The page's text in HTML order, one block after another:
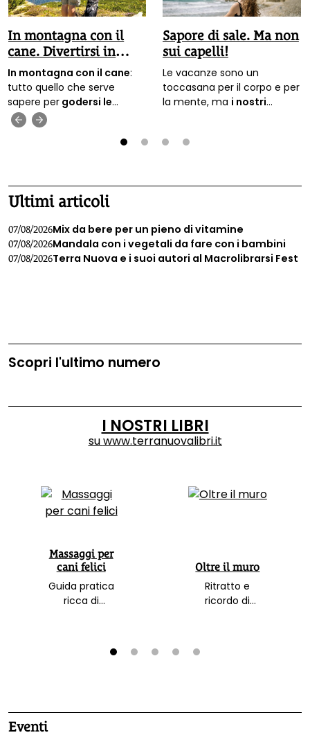
In montagna con il
cane. Divertirsi in
sicurezza
In montagna con il cane:
tutto quello che serve
sapere per godersi le
escursioni
del proprio animale e
Sapore di sale. Ma non
sui capelli!
Le vacanze sono un
toccasana per il corpo e per
la mente, ma i nostri
salsedine
Ultimi articoli
07/08/2026Mix da bere per un pieno di vitamine
07/08/2026Mandala con i vegetali da fare con i bambini
07/08/2026Terra Nuova e i suoi autori al Macrolibrarsi Fest
Scopri l'ultimo numero
I NOSTRI LIBRI
suwww.terranuovalibri.it
Massaggi per
cani felici
Guida pratica
ricca di
proprio amico a
Oltre il muro
Ritratto e
ricordo di
Eventi